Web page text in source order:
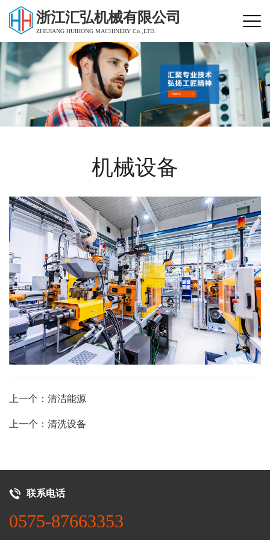
浙江汇弘机械有限公司
ZHEJIANG HUIHONG MACHINERY Co.,LTD.
机械设备
上一个：清洁能源
上一个：清洗设备
联系电话
0575-87663353